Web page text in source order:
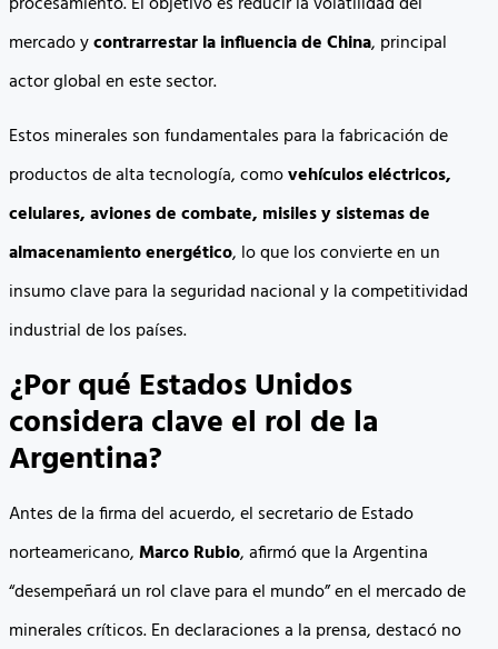
mercado ycontrarrestar la influencia de China, principal
actor global en este sector.
Estos minerales son fundamentales para la fabricación de
productos de alta tecnología, comovehículos eléctricos,
celulares, aviones de combate, misiles y sistemas de
almacenamiento energético, lo que los convierte en un
insumo clave para la seguridad nacional y la competitividad
industrial de los países.
¿Por qué Estados Unidos
considera clave el rol de la
Argentina?
Antes de la firma del acuerdo, el secretario de Estado
norteamericano,Marco Rubio, afirmó que la Argentina
“desempeñará un rol clave para el mundo” en el mercado de
minerales críticos. En declaraciones a la prensa, destacó no